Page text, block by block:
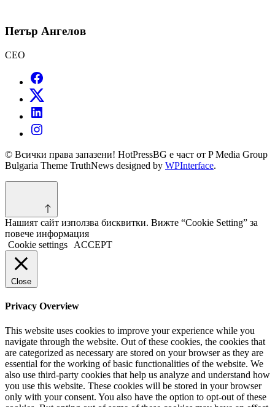
Петър Ангелов
CEO
© Всички права запазени! HotPressBG е част от P Media Group
Bulgaria Theme TruthNews designed by WPInterface.
Нашият сайт използва бисквитки. Вижте “Cookie Setting” за
повече информация
Cookie settings
ACCEPT
Close
Privacy Overview
This website uses cookies to improve your experience while you
navigate through the website. Out of these cookies, the cookies that
are categorized as necessary are stored on your browser as they are
essential for the working of basic functionalities of the website. We
also use third-party cookies that help us analyze and understand how
you use this website. These cookies will be stored in your browser
only with your consent. You also have the option to opt-out of these